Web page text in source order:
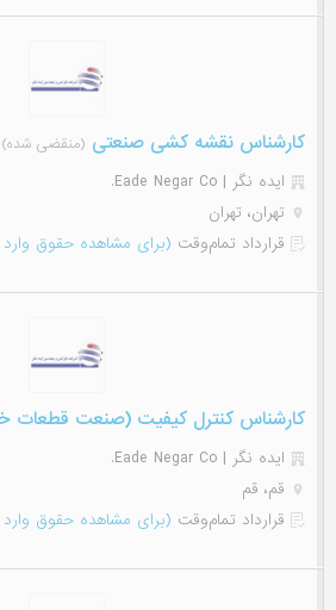
کارشناس نقشه کشی صنعتی (منقضی شده)
ایده نگر | Eade Negar Co.
تهران، تهران
قرارداد تمام‌وقت (برای مشاهده حقوق
کارشناس کنترل کیفیت (صنعت قطعات
ایده نگر | Eade Negar Co.
قم، قم
قرارداد تمام‌وقت (برای مشاهده حقوق